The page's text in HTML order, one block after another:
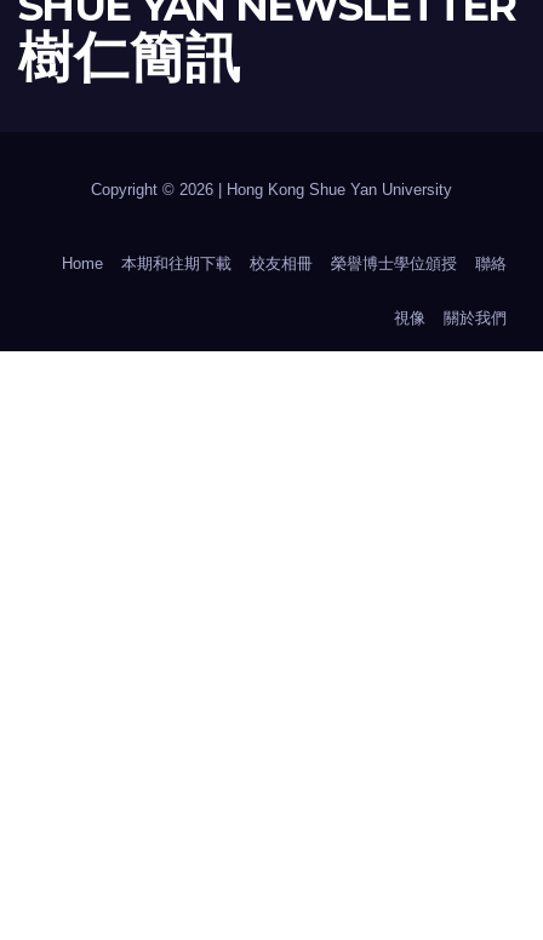
樹 仁 簡 訊
Copyright © 2026 | Hong Kong Shue Yan University
Home 本期和往期下載 校友相冊 榮譽博士學位頒授 聯絡
視像 關於我們